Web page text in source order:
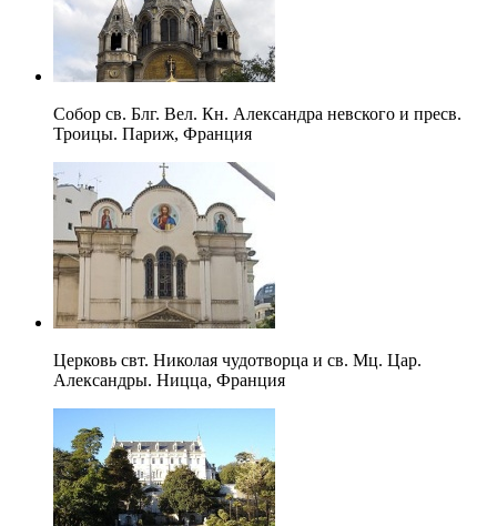
Собор св. Блг. Вел. Кн. Александра невского и пресв.
Троицы. Париж, Франция
Церковь свт. Николая чудотворца и св. Мц. Цар.
Александры. Ницца, Франция